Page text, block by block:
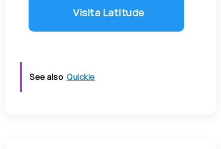
Visita Latitude
See also Quickie